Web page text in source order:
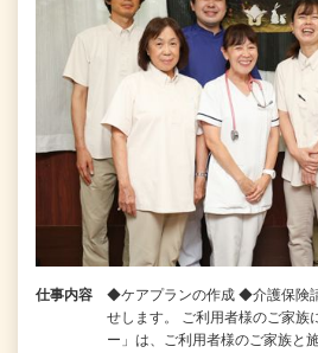
仕事内容
◆ケアプランの作成 ◆介護保険
せします。 ご利用者様のご家族
ー」は、ご利用者様のご家族と